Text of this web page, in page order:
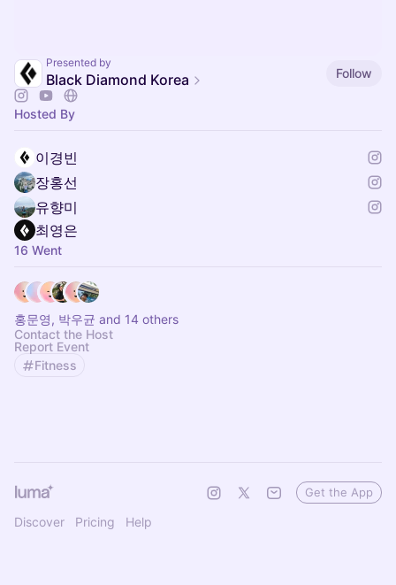
Presented by
Black Diamond Korea Follow
Hosted By
이경빈
장홍선
유향미
최영은
16 Went
홍문영, 박우균 and 14 others
Contact the Host
Report Event
Fitness
Discover Pricing Help
Get the App